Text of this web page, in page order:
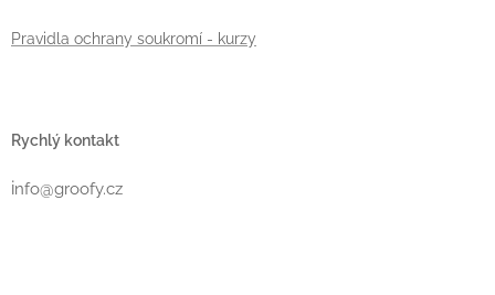
Pravidla ochrany soukromí - kurzy
Rychlý kontakt
info@groofy.cz